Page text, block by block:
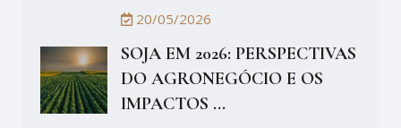
20/05/2026
SOJA EM 2026: PERSPECTIVAS
DO AGRONEGÓCIO E OS
IMPACTOS ...